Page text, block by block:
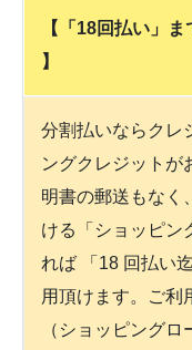
【「18回払い」
】
分割払いならクレ
ングクレジットが
明書の郵送もなく
ける「ショッピン
れば 「18 回払い
用頂けます。ご利
（ショッピング